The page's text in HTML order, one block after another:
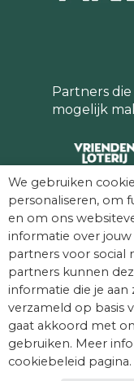
Partners
mogelijk
© Dag van
voorbehouden.
We gebruiken
personaliseren, om
en om ons
informatie over
partners voor social
partners kunnen
informatie die je
verzameld op basis
gaat akkoord met
gebruiken. Meer
cookiebeleid pagina.